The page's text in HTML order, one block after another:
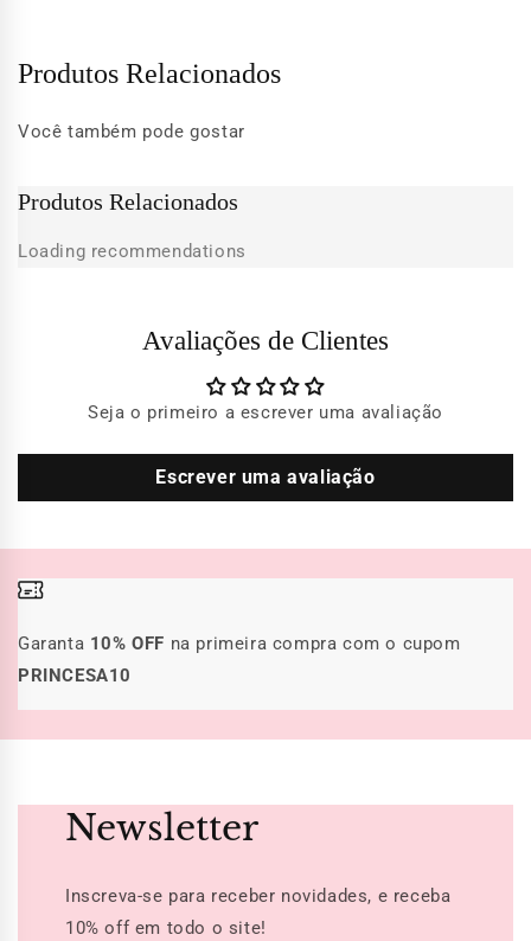
Produtos Relacionados
Você também pode gostar
Produtos Relacionados
Loading recommendations
Avaliações de Clientes
Seja o primeiro a escrever uma avaliação
Escrever uma avaliação
Garanta 10% OFF na primeira compra com o cupom
PRINCESA10
Newsletter
Inscreva-se para receber novidades, e receba
10% offem todo o site!